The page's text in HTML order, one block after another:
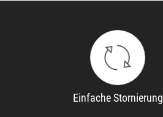
Einfache Stornierung